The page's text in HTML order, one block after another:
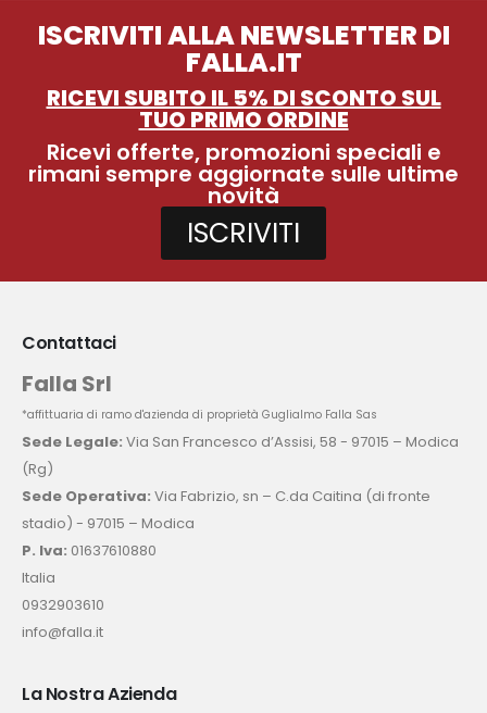
ISCRIVITI ALLA NEWSLETTER DI
FALLA.IT
RICEVI SUBITO IL 5% DI SCONTO SUL
TUO PRIMO ORDINE
Ricevi offerte, promozioni speciali e
rimani sempre aggiornate sulle ultime
novità
ISCRIVITI
Contattaci
Falla Srl
*affittuaria di ramo d'azienda di proprietà Guglialmo Falla Sas
Sede Legale: Via San Francesco d’Assisi, 58 - 97015 – Modica
(Rg)
Sede Operativa: Via Fabrizio, sn – C.da Caitina (di fronte
stadio) - 97015 – Modica
P. Iva: 01637610880
Italia
0932903610
info@falla.it
La Nostra Azienda